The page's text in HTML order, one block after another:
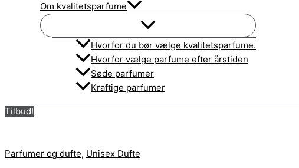
Om kvalitetsparfume
Hvorfor du bør vælge kvalitetsparfume.
Hvorfor vælge parfume efter årstiden
Søde parfumer
Kraftige parfumer
Tilbud!
Parfumer og dufte, Unisex Dufte